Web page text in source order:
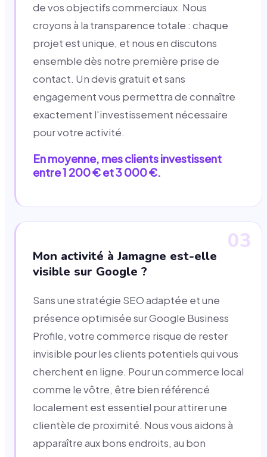
de vos objectifs commerciaux. Nous
croyons à la transparence totale : chaque
projet est unique, et nous en discutons
ensemble dès notre première prise de
contact. Un devis gratuit et sans
engagement vous permettra de connaître
exactement l'investissement nécessaire
pour votre activité.
En moyenne, mes clients investissent
entre 1 200 € et 3 000 €.
03
Mon activité à Jamagne est-elle
visible sur Google ?
Sans une stratégie SEO adaptée et une
présence optimisée sur Google Business
Profile, votre commerce risque de rester
invisible pour les clients potentiels qui vous
cherchent en ligne. Pour un commerce local
comme le vôtre, être bien référencé
localement est essentiel pour attirer une
clientèle de proximité. Nous vous aidons à
apparaître aux bons endroits, au bon